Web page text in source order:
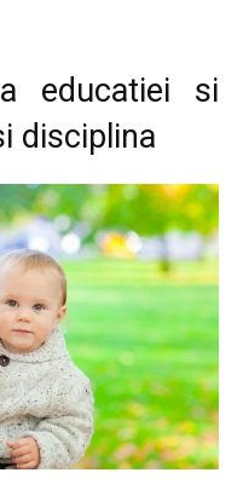
educatiei si
disciplina